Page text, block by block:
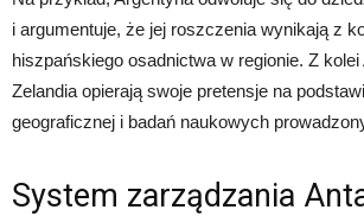
i argumentuje, że jej roszczenia wynikają z
hiszpańskiego osadnictwa w regionie. Z
Zelandia opierają swoje pretensje na
geograficznej i badań naukowych
System zarządzania